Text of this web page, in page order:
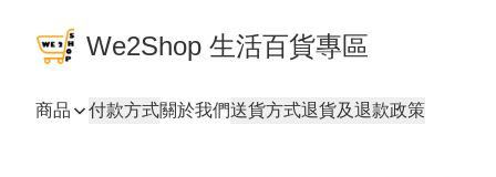
We2Shop 生活百貨專區
商品 付款方式關於我們送貨方式退貨及退款政策